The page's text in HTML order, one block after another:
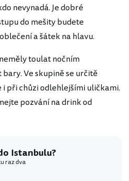
nevynadá. Je dobré
do mešity budete
a šátek na hlavu.
toulat nočním
Ve skupině se určitě
při chůzi odlehlejšími uličkami.
pozvání na drink od
Istanbulu?
raz dva